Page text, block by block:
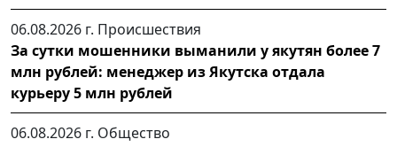
06.08.2026 г. Происшествия
За сутки мошенники выманили у якутян более 7
млн рублей: менеджер из Якутска отдала
курьеру 5 млн рублей
06.08.2026 г. Общество